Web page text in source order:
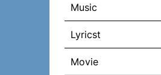
Music
Lyricst
Movie